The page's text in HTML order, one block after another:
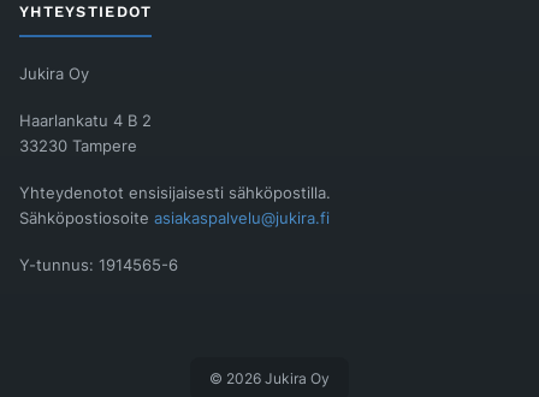
YHTEYSTIEDOT
Jukira Oy
Haarlankatu 4 B 2
33230 Tampere
Yhteydenotot ensisijaisesti sähköpostilla.
Sähköpostiosoite asiakaspalvelu@jukira.fi
Y-tunnus: 1914565-6
© 2026 Jukira Oy